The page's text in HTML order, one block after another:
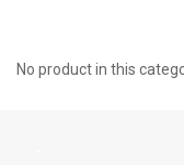
No product in this